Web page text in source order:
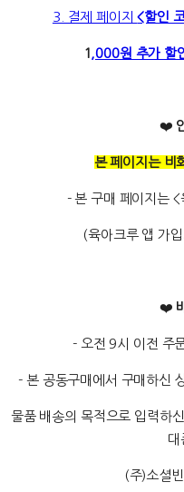
3. 결제 페이지<할인
1 ,000원 추가 할
❤️
본 페이지는 비
- 본 구매 페이지는 <
(육아크루 앱 가
❤️
- 오전 9시 이전 주
- 본 공동구매에서 구매하신
물품 배송의 목적으로 입력하
대
(주)소셜